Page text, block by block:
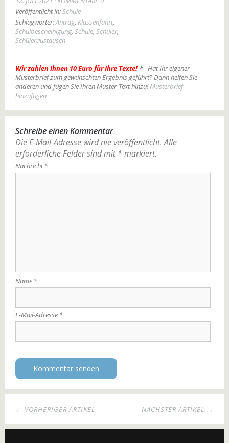
Veröffentlicht in:Schule
Schlagwörter:Antrag, Klassenfahrt,
Schulbescheinigung, Schule, Schüler,
Schüleraustausch
Wir zahlen Ihnen 10 Euro für Ihre Texte! * - Hat Ihr eigener
Musterbrief zum gewünschten Ergebnis geführt? Dann helfen Sie
anderen und fügen Sie Ihren Muster-Text hinzu!Musterbrief
hinzufügen
Schreibe einen Kommentar
Die E-Mail-Adresse wird nie veröffentlicht. Alle
erforderliche Felder sind mit *markiert.
Nachricht*
Name *
E-Mail-Adresse *
NÄCHSTER ARTIKEL →
← VORHERIGER ARTIKEL